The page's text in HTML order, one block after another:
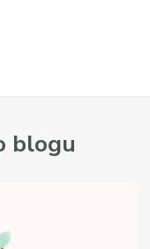
blogu